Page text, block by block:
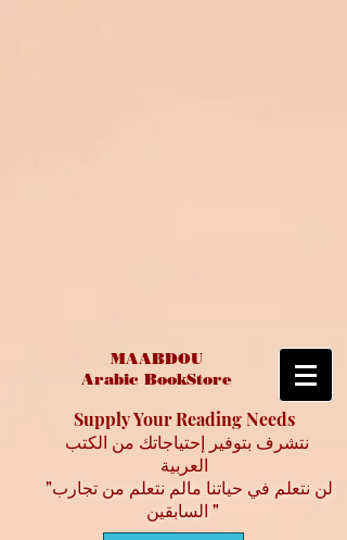
MAABDOU
Arabic BookStore
Supply Your Reading Needs
العربية
"لن نتعلم في حياتنا مالم نتعلم من تجارب
السابقين "